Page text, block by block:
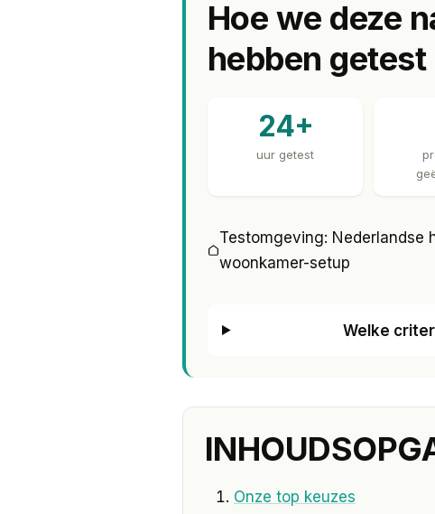
Snel besluiten?Onze topkeuze
balans tussen prijs en prestaties.
DiskStation DS225+. Wil je alles
Hoe we deze
hebben getest
24+
uur getest
Testomgeving: Nederlandse
woonkamer-setup
Welke
Onze top keuzes